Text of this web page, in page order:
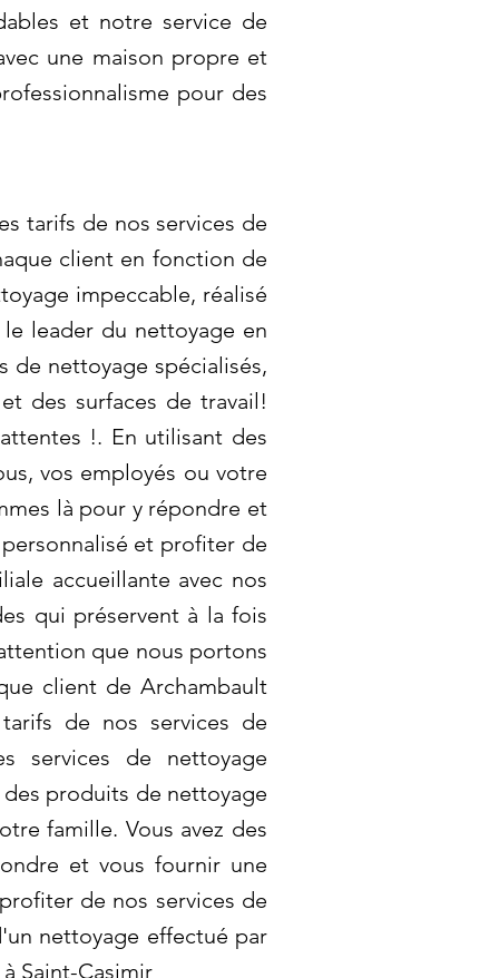
et notre service de
une maison propre et
pour des
tarifs de nos services de
client en fonction de
impeccable, réalisé
leader du nettoyage en
de nettoyage spécialisés,
des surfaces de travail!
!. En utilisant des
vos employés ou votre
là pour y répondre et
et profiter de
accueillante avec nos
qui préservent à la fois
que nous portons
client de Archambault
de nos services de
services de nettoyage
produits de nettoyage
famille. Vous avez des
et vous fournir une
de nos services de
nettoyage effectué par
Saint-Casimir